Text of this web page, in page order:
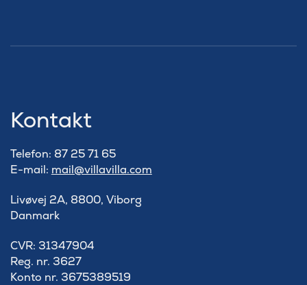
Kontakt
Telefon: 87 25 71 65
E-mail: mail@villavilla.com
Livøvej 2A, 8800, Viborg
Danmark
​CVR: 31347904
Reg. nr. 3627
Konto nr. 3675389519